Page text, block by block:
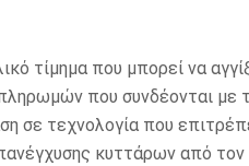
τίμημα που μπορεί να
που συνδέονται με
τεχνολογία που
κυττάρων από τον